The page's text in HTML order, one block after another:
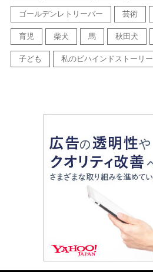
ゴールデンレトリーバー 芸術
育児 柴犬 馬 秋田犬
子ども 私のビハインドストーリー